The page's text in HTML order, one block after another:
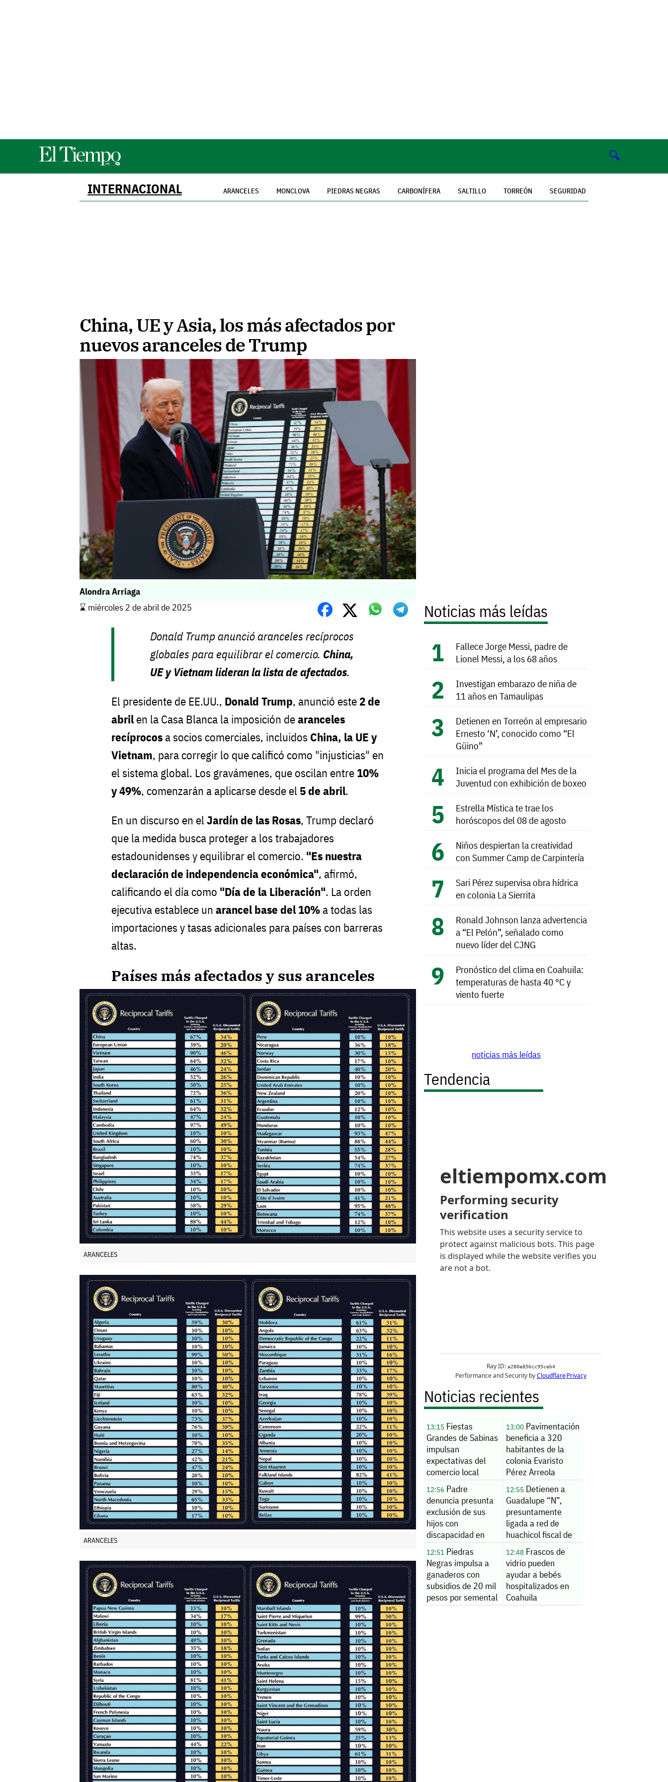
🔍
INTERNACIONAL ARANCELES MONCLOVA PIEDRAS NEGRAS CARBONÍFERA SALTILLO TORREÓN SEGURIDAD
China, UE y Asia, los más afectados por
nuevos aranceles de Trump
Alondra Arriaga
⌛️ miércoles 2 de abril de 2025
Donald Trump anunció aranceles recíprocos
globales para equilibrar el comercio. China,
UE y Vietnam lideran la lista de afectados.
El presidente de EE.UU., Donald Trump, anunció este 2 de
abril en la Casa Blanca la imposición dearanceles
recíprocos a socios comerciales, incluidos China, la UE y
Vietnam, para corregir lo que calificó como "injusticias" en
el sistema global. Los gravámenes, que oscilan entre 10%
y 49%, comenzarán a aplicarse desde el 5 de abril.
En un discurso en el Jardín de las Rosas, Trump declaró
que la medida busca proteger a los trabajadores
estadounidenses y equilibrar el comercio. "Es nuestra
declaración de independencia económica", afirmó,
calificando el día como "Día de la Liberación". La orden
ejecutiva establece un arancel base del 10% a todas las
importaciones y tasas adicionales para países con barreras
altas.
Países más afectados y sus aranceles
ARANCELES
ARANCELES
Noticias más leídas
Fallece Jorge Messi, padre de
Lionel Messi, a los 68 años
Investigan embarazo de niña de
11 años en Tamaulipas
Detienen en Torreón al empresario
Ernesto ‘N’, conocido como “El
Güino”
Inicia el programa del Mes de la
Juventud con exhibición de boxeo
Estrella Mística te trae los
horóscopos del 08 de agosto
Niños despiertan la creatividad
con Summer Camp de Carpintería
Sari Pérez supervisa obra hídrica
en colonia La Sierrita
Ronald Johnson lanza advertencia
a “El Pelón”, señalado como
nuevo líder del CJNG
Pronóstico del clima en Coahuila:
temperaturas de hasta 40 °C y
viento fuerte
noticias más leídas
Tendencia
Noticias recientes
13:15 Fiestas
Grandes de Sabinas
impulsan
expectativas del
comercio local
13:00Pavimentación
beneficia a 320
habitantes de la
colonia Evaristo
Pérez Arreola
12:56 Padre
denuncia presunta
exclusión de sus
hijos con
discapacidad en
colegio de Piedras
Negras
12:55Detienen a
Guadalupe “N”,
presuntamente
ligada a red de
huachicol fiscal de
Ruffo Appel
12:51 Piedras
Negras impulsa a
ganaderos con
subsidios de 20 mil
pesos por semental
12:48Frascos de
vidrio pueden
ayudar a bebés
hospitalizados en
Coahuila